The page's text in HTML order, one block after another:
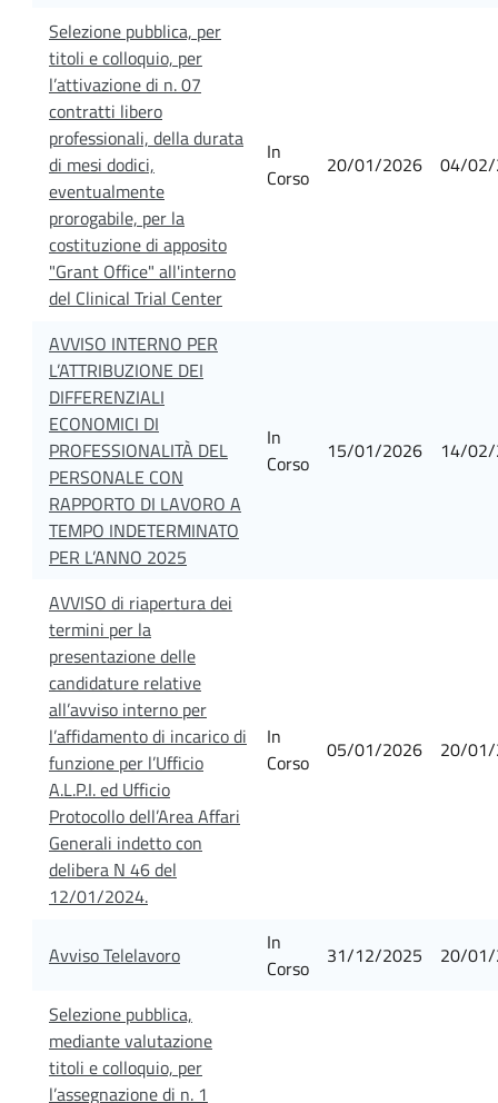
Selezione pubblica, per
titoli e colloquio, per
l’attivazione di n. 07
contratti libero
professionali, della durata
di mesi dodici,
eventualmente
prorogabile, per la
costituzione di apposito
"Grant Office" all'interno
del Clinical Trial Center
In
Corso
20/01/2026 04/
AVVISO INTERNO PER
L’ATTRIBUZIONE DEI
DIFFERENZIALI
ECONOMICI DI
PROFESSIONALITÀ DEL
PERSONALE CON
RAPPORTO DI LAVORO A
TEMPO INDETERMINATO
PER L’ANNO 2025
In
Corso
15/01/2026 14/
AVVISO di riapertura dei
termini per la
presentazione delle
candidature relative
all’avviso interno per
l’affidamento di incarico di
funzione per l’Ufficio
A.L.P.I. ed Ufficio
Protocollo dell’Area Affari
Generali indetto con
delibera N 46 del
12/01/2024.
In
Corso
05/01/2026 20/
Avviso Telelavoro
In
Corso
31/12/2025 20/
Selezione pubblica,
mediante valutazione
titoli e colloquio, per
l’assegnazione di n. 1